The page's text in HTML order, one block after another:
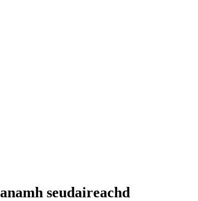
seudaireachd